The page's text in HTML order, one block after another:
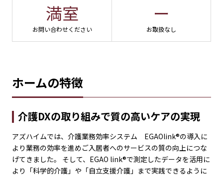
満室
お問い合わせください
ー
お取扱なし
ホームの特徴
介護DXの取り組みで質の高いケアの実現
アズハイムでは、介護業務効率システム EGAOlink®の導入に
より業務の効率を進めご入居者へのサービスの質の向上につな
げてきました。 そして、EGAO link®で測定したデータを活用に
より「科学的介護」や「自立支援介護」まで実践できるように